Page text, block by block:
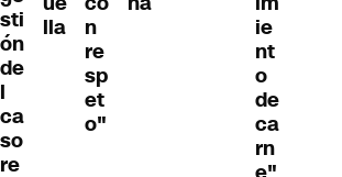
sti
ón
de
l
ca
so
re
lla
n
re
sp
et
o"
ie
nt
o
de
ca
rn